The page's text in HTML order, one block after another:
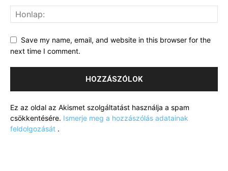
Save my name, email, and website in this browser for the
next time I comment.
Ez az oldal az Akismet szolgáltatást használja a spam
csökkentésére. Ismerje meg a hozzászólás adatainak
feldolgozását .